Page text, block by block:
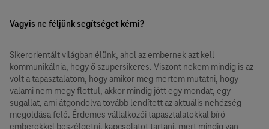
Vagyis ne féljünk segítséget kérni?
Sikerorientált világban élünk, ahol az embernek azt kell
kommunikálnia, hogy ő szupersikeres. Viszont nekem mindig is az
volt a tapasztalatom, hogy amikor meg mertem mutatni, hogy
valami nem megy flottul, akkor mindig jött egy mondat, egy
sugallat, ami átgondolva tovább lendített az aktuális nehézség
megoldása felé. Érdemes vállalkozói tapasztalatokkal bíró
emberekkel beszélgetni, kapcsolatot tartani, mert mindig van